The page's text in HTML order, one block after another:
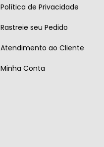
Política de Privacidade
Rastreie seu Pedido
Atendimento ao Cliente
Minha Conta